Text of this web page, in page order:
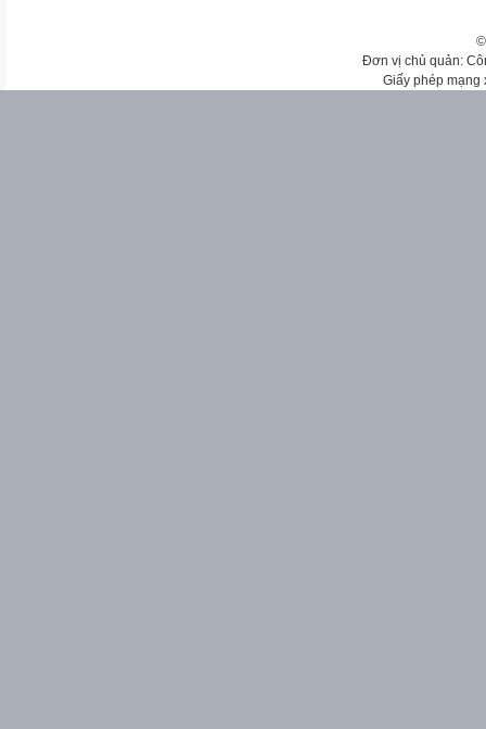
Đơn vị chủ quản:
Giấy phép mạng